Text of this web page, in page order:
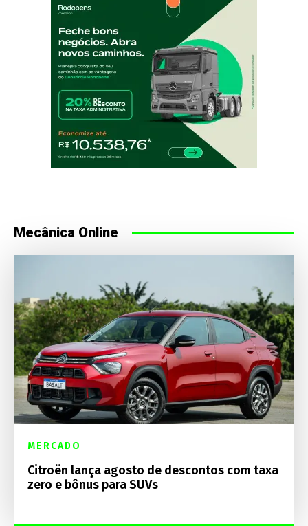
Mecânica Online
MERCADO
Citroën lança agosto de descontos com taxa
zero e bônus para SUVs